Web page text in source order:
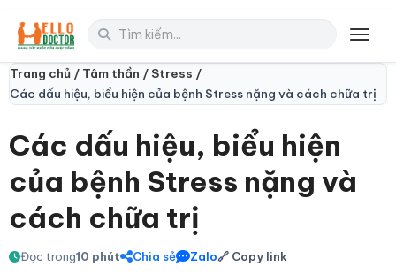
Trang chủ / Tâm thần / Stress /
Các dấu hiệu, biểu hiện của bệnh Stress nặng và cách chữa trị
Các dấu hiệu, biểu hiện
của bệnh Stress nặng và
cách chữa trị
Đọc trong10 phút Chia sẻ Zalo🔗 Copy link